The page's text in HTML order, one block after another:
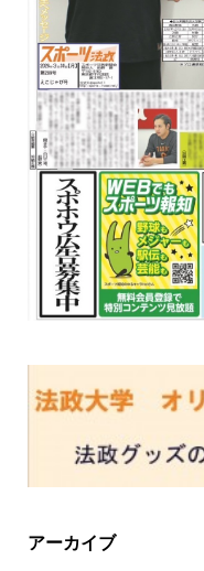
アーカイブ